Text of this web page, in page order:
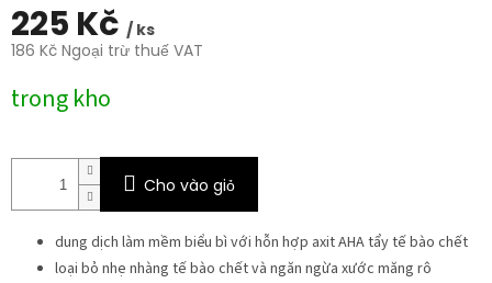
225 Kč / ks
186 Kč Ngoại trừ thuế VAT
đo
trong kho
Cho vào giỏ
dung dịch làm mềm biểu bì với hỗn hợp axit AHA tẩy tế bào chết
loại bỏ nhẹ nhàng tế bào chết và ngăn ngừa xước măng rô